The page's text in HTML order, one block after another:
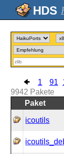
1 91
9942 Pakete
Paket
icoutils